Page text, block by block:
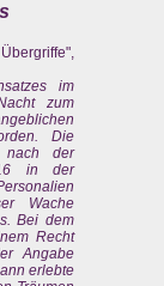
im
zum
Die
nach der
in der
Wache
Bei dem
Recht
Angabe
erlebte